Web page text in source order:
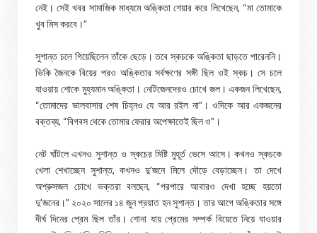
নেই। সেই খবর সামাজিক মাধ্যমে অঙ্কিতা শেয়ার করে লিখেছেন, “মা তোমাকে
খুব মিস করবে।”
সুশান্ত চলে গিয়েছিলেন তাঁকে ছেড়ে। তবে স্কচকে অঙ্কিতা ছাড়তে পারেননি।
ভিকি জৈনকে বিয়ের পরও অঙ্কিতার সর্বক্ষণের সঙ্গী ছিল ওই স্কচ। সে চলে
যাওয়ায় শোকে মুহ্যমান অঙ্কিতা। নেটিজেনদেরও চোখে জল। একজন লিখেছেন,
“তোমাদের ভালবাসার শেষ চিহ্নও যে আর রইল না”। ওদিকে আর একজনের
বক্তব্য, “বিগবস থেকে তোমার ফেরার অপেক্ষাতেই ছিল ও”।
নেট ঘাঁটলে এখনও সুশান্ত ও স্কচের মিষ্টি মুহূর্ত ভেসে আসে। কখনও স্কচকে
খেলা শেখাচ্ছেন সুশান্ত, কখনও দু’জনে মিলে দৌড়ে বেড়াচ্ছেন। তা দেখে
অশ্রুসজল চোখে ভক্তরা বলছেন, “পরপারে আবারও দেখা হচ্ছে হয়তো
দু’জনের।” ২০২০ সালের ১৪ জুন প্রয়াত হন সুশান্ত। তার আগে অঙ্কিতার সঙ্গে
দীর্ঘ দিনের প্রেম ছিল তাঁর। শোনা যায় প্রেমের সম্পর্ক বিয়েতে নিয়ে যাওয়ার